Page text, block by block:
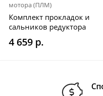
мотора (ПЛМ)
Комплект прокладок и
сальников редуктора
Mercury/Mariner 18-
2635
4 659 р.